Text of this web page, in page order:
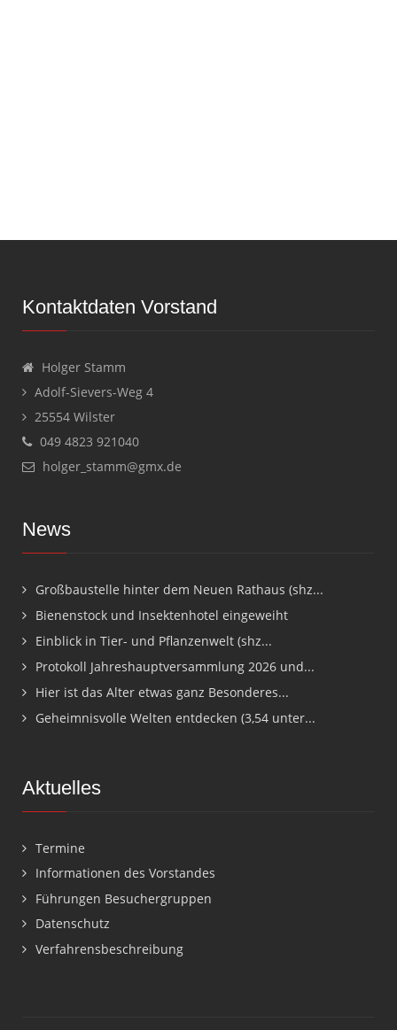
Kontaktdaten Vorstand
Holger Stamm
Adolf-Sievers-Weg 4
25554 Wilster
049 4823 921040
holger_stamm@gmx.de
News
Großbaustelle hinter dem Neuen Rathaus (shz...
Bienenstock und Insektenhotel eingeweiht
Einblick in Tier- und Pflanzenwelt (shz...
Protokoll Jahreshauptversammlung 2026 und...
Hier ist das Alter etwas ganz Besonderes...
Geheimnisvolle Welten entdecken (3,54 unter...
Aktuelles
Termine
Informationen des Vorstandes
Führungen Besuchergruppen
Datenschutz
Verfahrensbeschreibung